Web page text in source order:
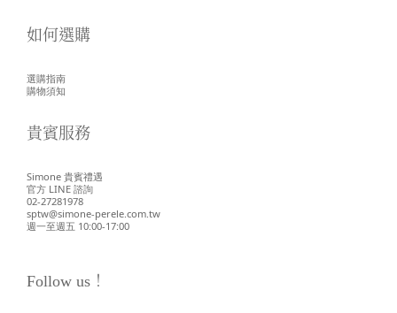
如何選購
選購指南
購物須知
貴賓服務
Simone 貴賓禮遇
官方 LINE 諮詢
02-27281978
sptw@simone-perele.com.tw
週一至週五 10:00-17:00
Follow us！